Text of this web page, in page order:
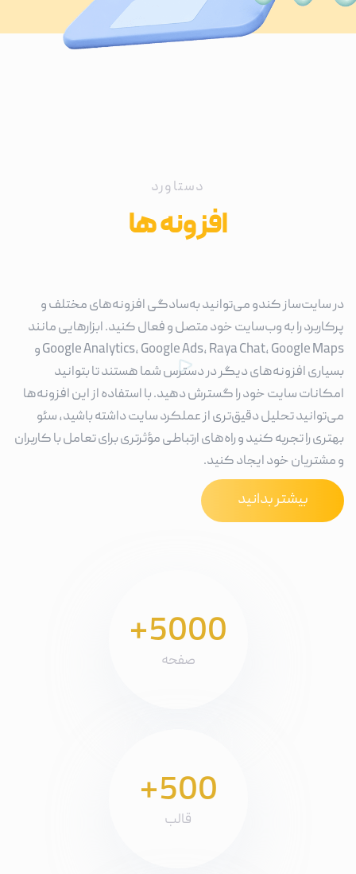
دستاورد
افزونه ها
در سایت‌ساز کندو می‌توانید به‌سادگی افزونه‌های مختلف و
پرکاربرد را به وب‌سایت خود متصل و فعال کنید. ابزارهایی مانند
Google Analytics، Google Ads، Raya Chat، Google Maps و
بسیاری افزونه‌های دیگر در دسترس شما هستند تا بتوانید
امکانات سایت خود را گسترش دهید. با استفاده از این افزونه‌ها
می‌توانید تحلیل دقیق‌تری از عملکرد سایت داشته باشید، سئو
بهتری را تجربه کنید و راه‌های ارتباطی مؤثرتری برای تعامل با کاربران
و مشتریان خود ایجاد کنید.
بیشتر بدانید
+5000
صفحه
+500
قالب